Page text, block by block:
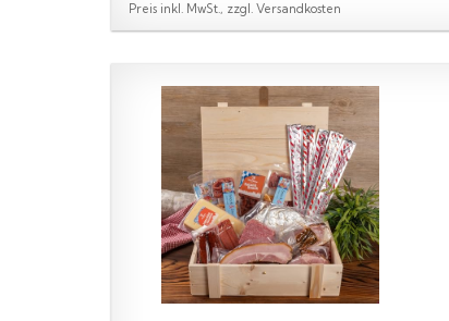
Preis inkl. MwSt., zzgl. Versandkosten